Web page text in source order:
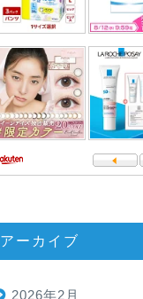
アーカイブ
2026年2月